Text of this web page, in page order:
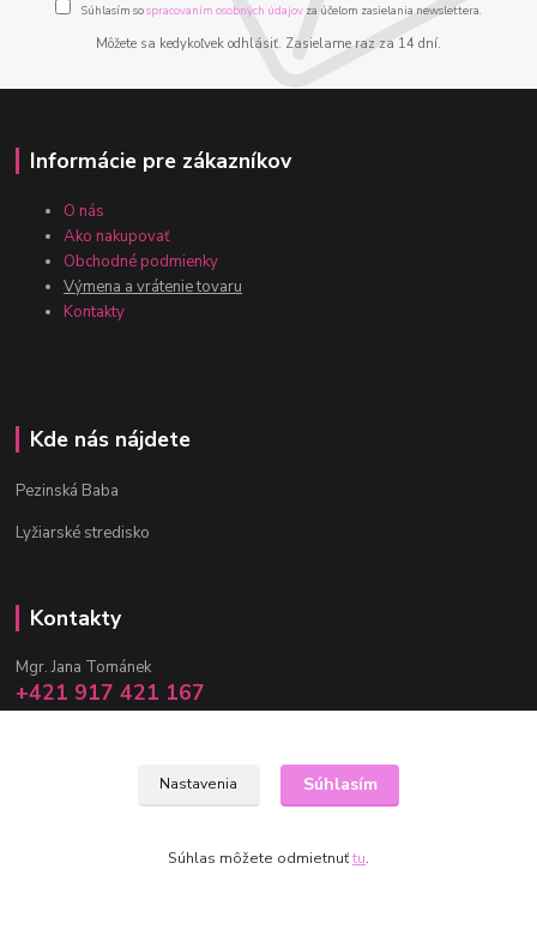
Súhlasím sospracovaním osobných údajov za účelom zasielania newslettera.
Môžete sa kedykoľvek odhlásiť. Zasielame raz za 14 dní.
Informácie pre zákazníkov
O nás
Ako nakupovať
Obchodné podmienky
Výmena a vrátenie tovaru
Kontakty
Kde nás nájdete
Pezinská Baba
Lyžiarské stredisko
Kontakty
Mgr. Jana Tománek
+421 917 421 167
(Po-Pia, 10 -17 hod.)
Nastavenia Súhlasím
Súhlas môžete odmietnuťtu.